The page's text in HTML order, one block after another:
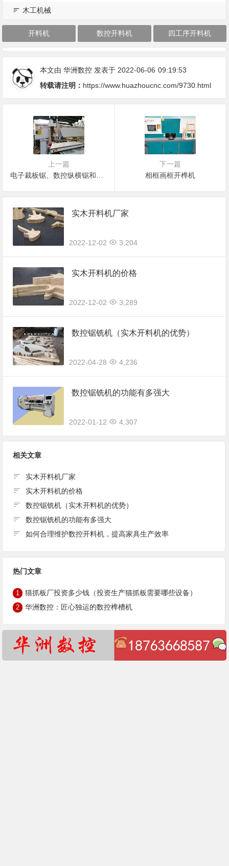
木工机械
开料机 数控开料机 四工序开料机
本文由华洲数控 发表于 2022-06-06 09:19:53
转载请注明： https://www.huazhoucnc.com/9730.html
上一篇
下一篇
相框画框开榫机
实木开料机厂家
2022-12-02 3,204
实木开料机的价格
2022-12-02 3,289
数控锯铣机（实木开料机的优势）
2022-04-28 4,236
数控锯铣机的功能有多强大
2022-01-12 4,307
相关文章
实木开料机厂家
实木开料机的价格
数控锯铣机（实木开料机的优势）
数控锯铣机的功能有多强大
如何合理维护数控开料机，提高家具生产效率
热门文章
1 猫抓板厂投资多少钱（投资生产猫抓板需要哪些设备）
2 华洲数控：匠心独运的数控榫槽机